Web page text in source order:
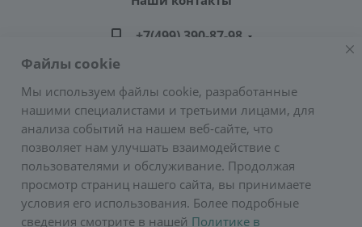
+7(499) 390-87-98
Адрес: г. Москва, ул. Подольских Курсантов,
д.3, стр.2 (метро Пражская)
E-mail:zakaz@greencond.ru
Файлы cookie
Мы используем файлы cookie, разработанные
нашими специалистами и третьими лицами, для
анализа событий на нашем веб-сайте, что
позволяет нам улучшать взаимодействие с
пользователями и обслуживание. Продолжая
просмотр страниц нашего сайта, вы принимаете
условия его использования. Более подробные
сведения смотрите в нашей Политике в